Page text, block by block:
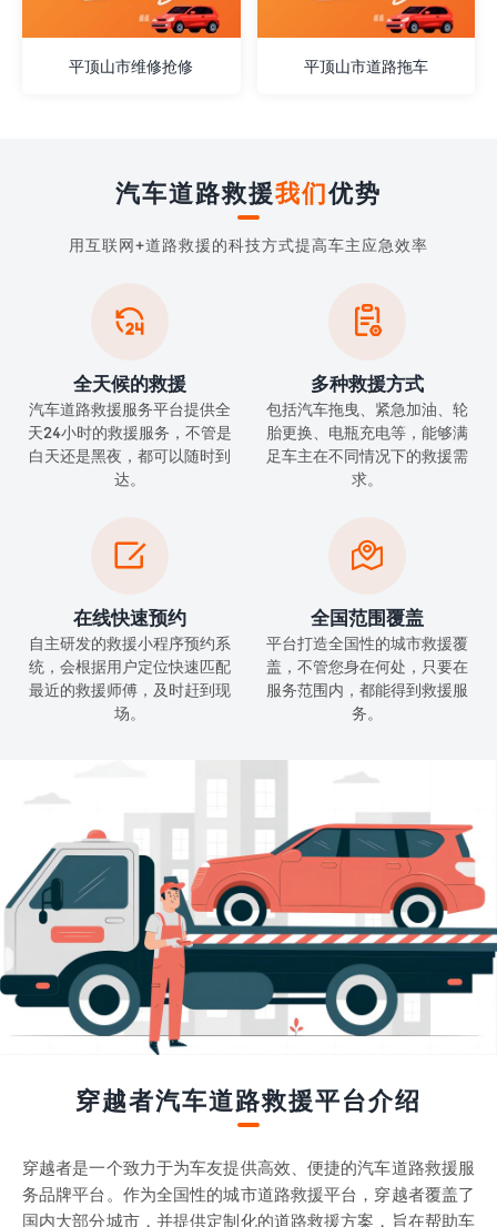
平顶山市维修抢修 平顶山市道路拖车
汽车道路救援我们优势
用互联网+道路救援的科技方式提高车主应急效率

全天候的救援
汽车道路救援服务平台提供全
天24小时的救援服务，不管是
白天还是黑夜，都可以随时到
达。

多种救援方式
包括汽车拖曳、紧急加油、轮
胎更换、电瓶充电等，能够满
足车主在不同情况下的救援需
求。

在线快速预约
自主研发的救援小程序预约系
统，会根据用户定位快速匹配
最近的救援师傅，及时赶到现
场。

全国范围覆盖
平台打造全国性的城市救援覆
盖，不管您身在何处，只要在
服务范围内，都能得到救援服
务。
穿越者汽车道路救援平台介绍
穿越者是一个致力于为车友提供高效、便捷的汽车道路救援服
务品牌平台。作为全国性的城市道路救援平台，穿越者覆盖了
国内大部分城市，并提供定制化的道路救援方案，旨在帮助车